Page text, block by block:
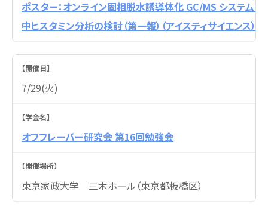
ポスター：オンライン固相脱水誘導体化 GC/MS システムを
中ヒスタミン分析の検討（第一報）（アイスティサイエンス）
7/29(火)
オフフレーバー研究会 第16回勉強会
東京家政大学 三木ホール（東京都板橋区）